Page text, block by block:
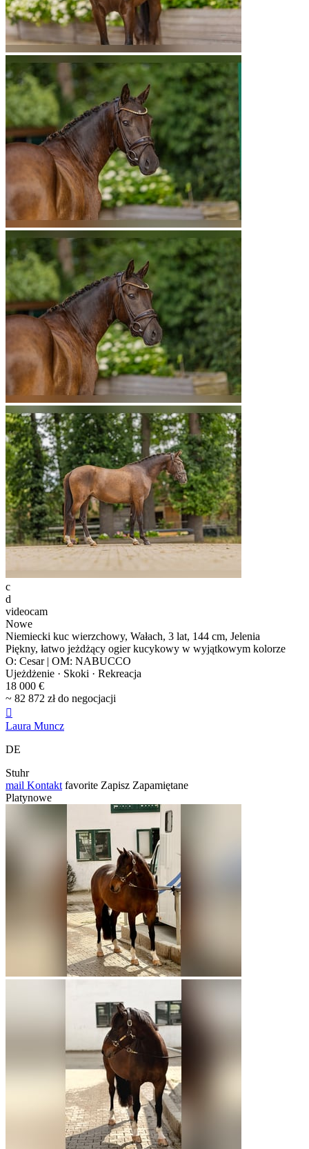
c
d
videocam
Nowe
Niemiecki kuc wierzchowy, Wałach, 3 lat, 144 cm, Jelenia
Piękny, łatwo jeżdżący ogier kucykowy w wyjątkowym kolorze
O: Cesar | OM: NABUCCO
Ujeżdżenie · Skoki · Rekreacja
18 000 €
~ 82 872 zł do negocjacji

Laura Muncz
DE
Stuhr
mail Kontakt favorite Zapisz Zapamiętane
Platynowe